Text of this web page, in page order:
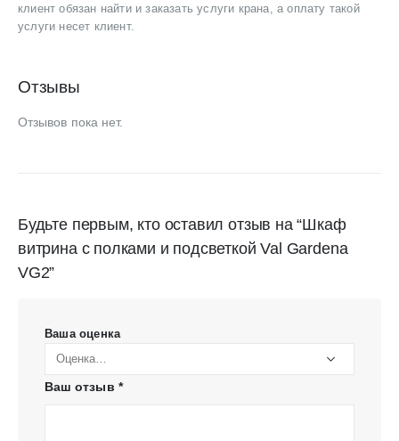
клиент обязан найти и заказать услуги крана, а оплату такой
услуги несет клиент.
Отзывы
Отзывов пока нет.
Будьте первым, кто оставил отзыв на “Шкаф
витрина с полками и подсветкой Val Gardena
VG2”
Ваша оценка
Ваш отзыв *